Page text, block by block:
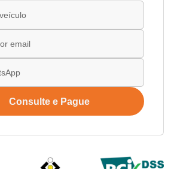
Consulte e Pague